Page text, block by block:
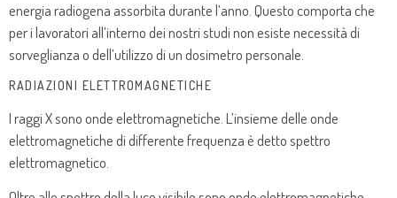
energia radiogena assorbita durante l’anno. Questo comporta che
per i lavoratori all’interno dei nostri studi non esiste necessità di
sorveglianza o dell’utilizzo di un dosimetro personale.
RADIAZIONI ELETTROMAGNETICHE
I raggi X sono onde elettromagnetiche. L’insieme delle onde
elettromagnetiche di differente frequenza è detto spettro
elettromagnetico.